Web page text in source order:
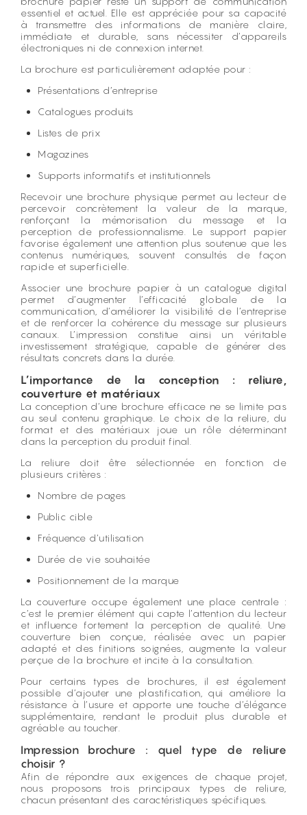
essentiel et actuel. Elle est appréciée pour sa capacité
à transmettre des informations de manière claire,
immédiate et durable, sans nécessiter d’appareils
électroniques ni de connexion internet.
La brochure est particulièrement adaptée pour :
Présentations d’entreprise
Catalogues produits
Listes de prix
Magazines
Supports informatifs et institutionnels
Recevoir une brochure physique permet au lecteur de
percevoir concrètement la valeur de la marque,
renforçant la mémorisation du message et la
perception de professionnalisme. Le support papier
favorise également une attention plus soutenue que les
contenus numériques, souvent consultés de façon
rapide et superficielle.
Associer une brochure papier à un catalogue digital
permet d’augmenter l’efficacité globale de la
communication, d’améliorer la visibilité de l’entreprise
et de renforcer la cohérence du message sur plusieurs
canaux. L’impression constitue ainsi un véritable
investissement stratégique, capable de générer des
résultats concrets dans la durée.
L’importance de la conception : reliure,
couverture et matériaux
La conception d’une brochure efficace ne se limite pas
au seul contenu graphique. Le choix de la reliure, du
format et des matériaux joue un rôle déterminant
dans la perception du produit final.
La reliure doit être sélectionnée en fonction de
plusieurs critères :
Nombre de pages
Public cible
Fréquence d’utilisation
Durée de vie souhaitée
Positionnement de la marque
La couverture occupe également une place centrale :
c’est le premier élément qui capte l’attention du lecteur
et influence fortement la perception de qualité. Une
couverture bien conçue, réalisée avec un papier
adapté et des finitions soignées, augmente la valeur
perçue de la brochure et incite à la consultation.
Pour certains types de brochures, il est également
possible d’ajouter une plastification, qui améliore la
résistance à l’usure et apporte une touche d’élégance
supplémentaire, rendant le produit plus durable et
agréable au toucher.
Impression brochure : quel type de reliure
choisir ?
Afin de répondre aux exigences de chaque projet,
nous proposons trois principaux types de reliure,
chacun présentant des caractéristiques spécifiques.